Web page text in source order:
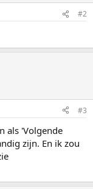
#2
#3
als 'Volgende
zijn. En ik zou